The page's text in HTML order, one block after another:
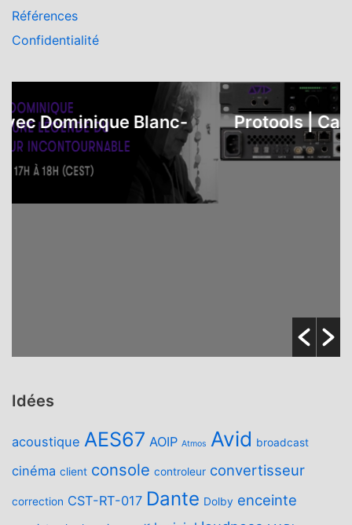
Références
Confidentialité
Blanc- Protools | Carbon
Idées
acoustique AES67 AOIP Atmos Avid broadcast
cinéma client console controleur convertisseur
correction CST-RT-017 Dante Dolby enceinte